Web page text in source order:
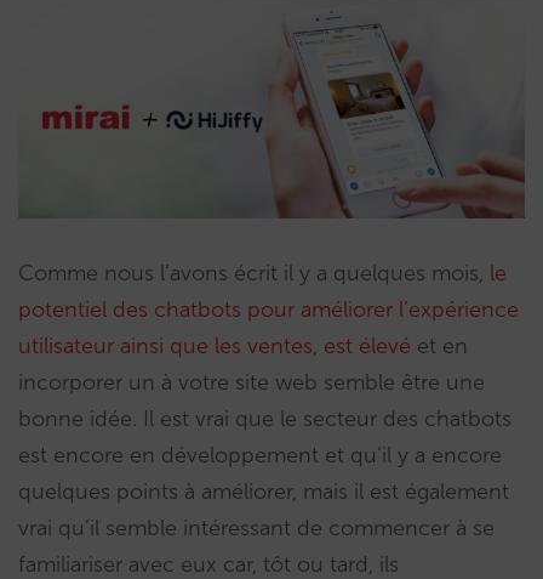
Comme nous l’avons écrit il y a quelques mois, le
potentiel des chatbots pour améliorer l’expérience
utilisateur ainsi que les ventes, est élevé et en
incorporer un à votre site web semble être une
bonne idée. Il est vrai que le secteur des chatbots
est encore en développement et qu’il y a encore
quelques points à améliorer, mais il est également
vrai qu’il semble intéressant de commencer à se
familiariser avec eux car, tôt ou tard, ils